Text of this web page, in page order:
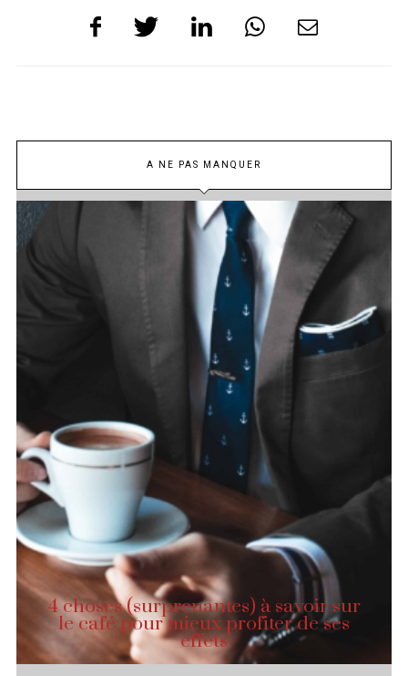
A NE PAS MANQUER
4 choses (surprenantes) à savoir sur
le café pour mieux profiter de ses
effets